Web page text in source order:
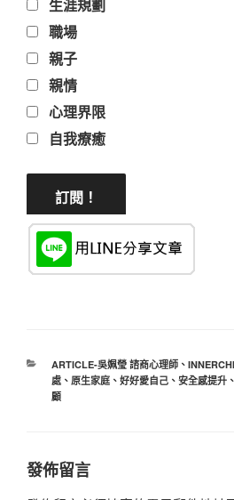
生涯規劃
職場
親子
親情
心理界限
自我療癒
分
類
ARTICLE-吳姵瑩 諮商心理師、
處、 原生家庭、 好好愛自己、 安全感提升、
顧
發佈留言